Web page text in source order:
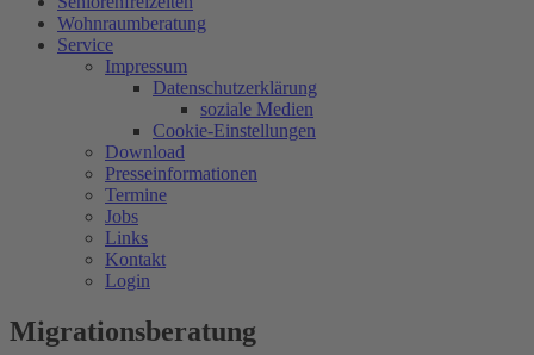
Wohnraumberatung
Service
Impressum
Datenschutzerklärung
soziale Medien
Cookie-Einstellungen
Download
Presseinformationen
Termine
Jobs
Links
Kontakt
Login
Migrationsberatung